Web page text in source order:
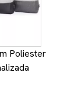
Poliester